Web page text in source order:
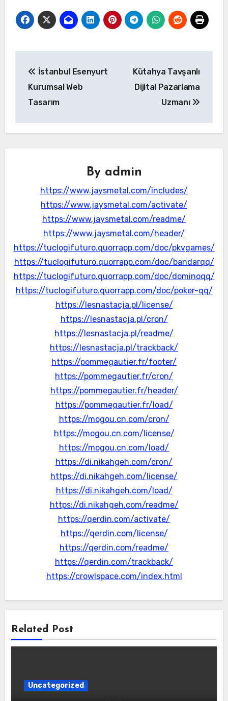
gezinmesi
İstanbul Esenyurt
Kurumsal Web
Tasarım
Kütahya Tavşanlı
Dijital Pazarlama
Uzmanı
By admin
https://www.jaysmetal.com/includes/
https://www.jaysmetal.com/activate/
https://www.jaysmetal.com/readme/
https://www.jaysmetal.com/header/
https://tuclogifuturo.quorrapp.com/doc/pkvgames/
https://tuclogifuturo.quorrapp.com/doc/bandarqq/
https://tuclogifuturo.quorrapp.com/doc/dominoqq/
https://tuclogifuturo.quorrapp.com/doc/poker-qq/
https://lesnastacja.pl/license/
https://lesnastacja.pl/cron/
https://lesnastacja.pl/readme/
https://lesnastacja.pl/trackback/
https://pommegautier.fr/footer/
https://pommegautier.fr/cron/
https://pommegautier.fr/header/
https://pommegautier.fr/load/
https://mogou.cn.com/cron/
https://mogou.cn.com/license/
https://mogou.cn.com/load/
https://di.nikahgeh.com/cron/
https://di.nikahgeh.com/license/
https://di.nikahgeh.com/load/
https://di.nikahgeh.com/readme/
https://qerdin.com/activate/
https://qerdin.com/license/
https://qerdin.com/readme/
https://qerdin.com/trackback/
https://crowlspace.com/index.html
Related Post
Uncategorized